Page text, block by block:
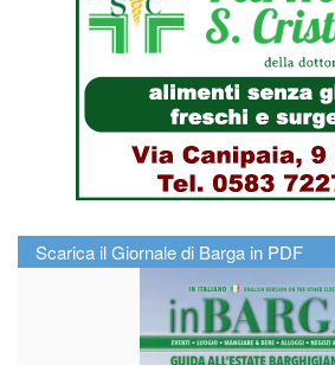
Scarica il Giornale di Barga in PDF